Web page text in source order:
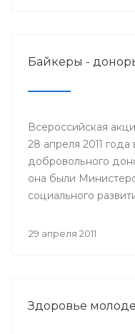
Байкеры -
Всероссийская
28 апреля 2011 года
добровольного
она были
социального
велосипедисты и
29 апреля 2011
Здоровье